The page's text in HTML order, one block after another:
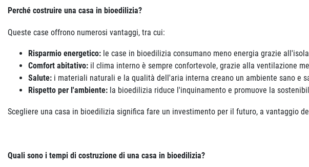
Perché costruire una casa in bioedilizia?
Queste case offrono numerosi vantaggi, tra cui:
Risparmio energetico: le case in bioedilizia consumano meno energia grazie
Comfort abitativo: il clima interno è sempre confortevole, grazie alla ventilazione
Salute: i materiali naturali e la qualità dell'aria interna creano un ambiente sano e
Rispetto per l'ambiente: la bioedilizia riduce l'inquinamento e promuove la
Scegliere una casa in bioedilizia significa fare un investimento per il futuro, a vantaggio
Quali sono i tempi di costruzione di una casa in bioedilizia?